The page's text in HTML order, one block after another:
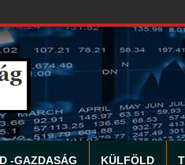
-GAZDASÁG KÜLFÖLD